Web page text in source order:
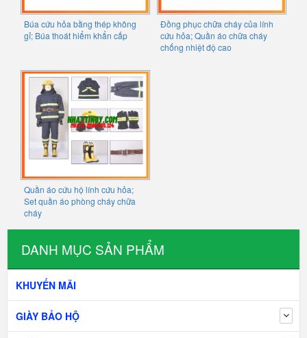
DANH MỤC SẢN PHẨM
KHUYẾN MÃI
GIÀY BẢO HỘ
Búa cứu hỏa bằng thép không
gỉ; Búa thoát hiểm khẩn cấp
Đồng phục chữa cháy của lính
cứu hỏa; Quần áo chữa cháy
chống nhiệt độ cao
Quần áo cứu hộ lính cứu hỏa;
Set quần áo phòng cháy chữa
cháy